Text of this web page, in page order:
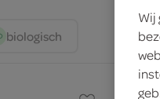
biologisch
Wij